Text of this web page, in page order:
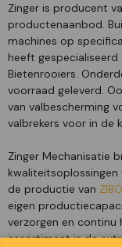
Zinger is producent
productenaanbod.
machines op
heeft
Bietenrooiers.
voorraad geleverd.
van valbescherming
valbrekers voor in de
Zinger Mechanisatie
de productie van
eigen
verzorgen en continu
assortiment is de